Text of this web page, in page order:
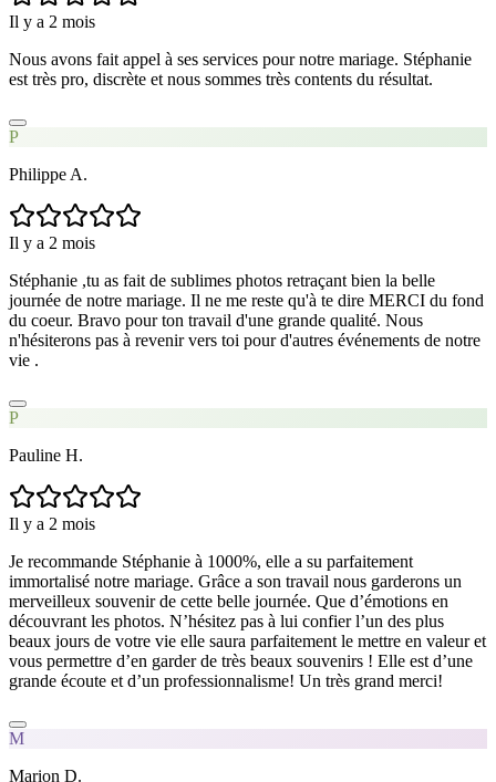
Il y a 2 mois
Nous avons fait appel à ses services pour notre mariage. Stéphanie
est très pro, discrète et nous sommes très contents du résultat.
P
Philippe A.
Il y a 2 mois
Stéphanie ,tu as fait de sublimes photos retraçant bien la belle
journée de notre mariage. Il ne me reste qu'à te dire MERCI du fond
du coeur. Bravo pour ton travail d'une grande qualité. Nous
n'hésiterons pas à revenir vers toi pour d'autres événements de notre
vie .
P
Pauline H.
Il y a 2 mois
Je recommande Stéphanie à 1000%, elle a su parfaitement
immortalisé notre mariage. Grâce a son travail nous garderons un
merveilleux souvenir de cette belle journée. Que d’émotions en
découvrant les photos. N’hésitez pas à lui confier l’un des plus
beaux jours de votre vie elle saura parfaitement le mettre en valeur et
vous permettre d’en garder de très beaux souvenirs ! Elle est d’une
grande écoute et d’un professionnalisme! Un très grand merci!
M
Marion D.